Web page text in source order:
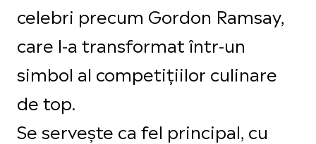
celebri precum Gordon Ramsay,
care l-a transformat într-un
simbol al competițiilor culinare
de top.
Se servește ca fel principal, cu